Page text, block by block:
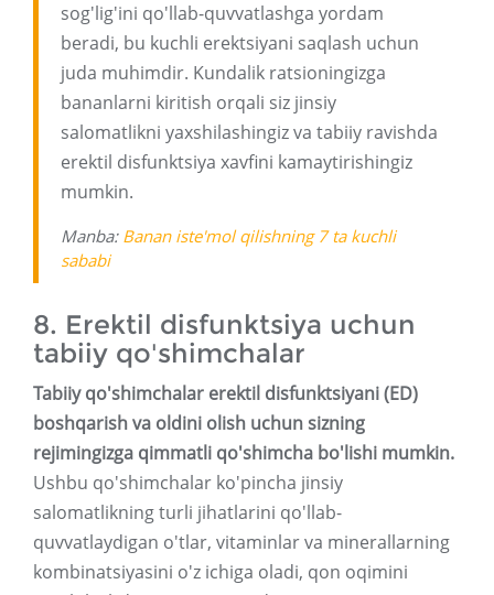
sog'lig'ini qo'llab-quvvatlashga yordam
beradi, bu kuchli erektsiyani saqlash uchun
juda muhimdir. Kundalik ratsioningizga
bananlarni kiritish orqali siz jinsiy
salomatlikni yaxshilashingiz va tabiiy ravishda
erektil disfunktsiya xavfini kamaytirishingiz
mumkin.
Manba: Banan iste'mol qilishning 7 ta kuchli
sababi
8. Erektil disfunktsiya uchun
tabiiy qo'shimchalar
Tabiiy qo'shimchalar erektil disfunktsiyani (ED)
boshqarish va oldini olish uchun sizning
rejimingizga qimmatli qo'shimcha bo'lishi mumkin.
Ushbu qo'shimchalar ko'pincha jinsiy
salomatlikning turli jihatlarini qo'llab-
quvvatlaydigan o'tlar, vitaminlar va minerallarning
kombinatsiyasini o'z ichiga oladi, qon oqimini